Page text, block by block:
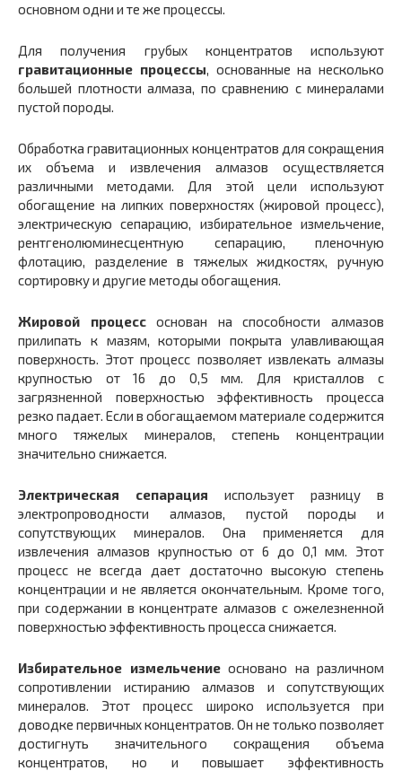
основном одни и те же процессы.
Для получения грубых концентратов используют
гравитационные процессы, основанные на несколько
большей плотности алмаза, по сравнению с минералами
пустой породы.
Обработка гравитационных концентратов для сокращения
их объема и извлечения алмазов осуществляется
различными методами. Для этой цели используют
обогащение на липких поверхностях (жировой процесс),
электрическую сепарацию, избирательное измельчение,
рентгенолюминесцентную сепарацию, пленочную
флотацию, разделение в тяжелых жидкостях, ручную
сортировку и другие методы обогащения.
Жировой процессоснован на способности алмазов
прилипать к мазям, которыми покрыта улавливающая
поверхность. Этот процесс позволяет извлекать алмазы
крупностью от 16 до 0,5 мм. Для кристаллов с
загрязненной поверхностью эффективность процесса
резко падает. Если в обогащаемом материале содержится
много тяжелых минералов, степень концентрации
значительно снижается.
Электрическая сепарация использует разницу в
электропроводности алмазов, пустой породы и
сопутствующих минералов. Она применяется для
извлечения алмазов крупностью от 6 до 0,1 мм. Этот
процесс не всегда дает достаточно высокую степень
концентрации и не является окончательным. Кроме того,
при содержании в концентрате алмазов с ожелезненной
поверхностью эффективность процесса снижается.
Избирательное измельчениеосновано на различном
сопротивлении истиранию алмазов и сопутствующих
минералов. Этот процесс широко используется при
доводке первичных концентратов. Он не только позволяет
достигнуть значительного сокращения объема
концентратов, но и повышает эффективность